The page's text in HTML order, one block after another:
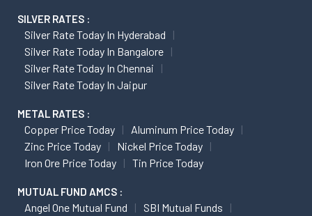
SILVER RATES :
Silver Rate Today In Hyderabad
Silver Rate Today In Bangalore
Silver Rate Today In Chennai
Silver Rate Today In Jaipur
METAL RATES :
Copper Price Today
Aluminum Price Today
Zinc Price Today
Nickel Price Today
Iron Ore Price Today
Tin Price Today
MUTUAL FUND AMCS :
Angel One Mutual Fund
SBI Mutual Funds